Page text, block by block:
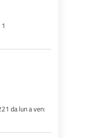
da lun a ven: